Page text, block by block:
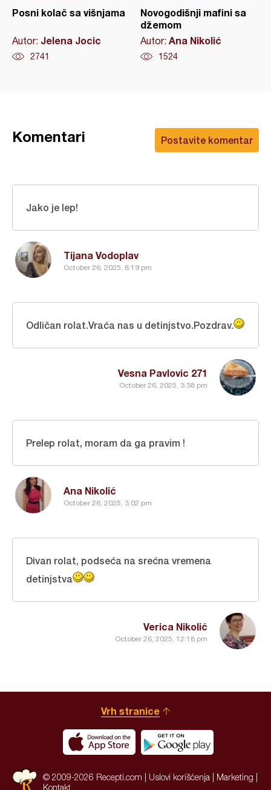
Posni kolač sa višnjama
Autor: Jelena Jocic
2741
Novogodišnji mafini sa
džemom
Autor: Ana Nikolić
1524
Postavite komentar
Komentari
Tijana Vodoplav
October 26, 2025, 8:19 pm
Jako je lep!
Vesna Pavlovic 271
October 26, 2025, 3:38 pm
Odličan rolat.Vraća nas u detinjstvo.Pozdrav.
Ana Nikolić
October 26, 2025, 3:02 pm
Prelep rolat, moram da ga pravim !
Verica Nikolić
October 26, 2025, 12:18 pm
Divan rolat, podseća na srećna vremena
detinjstva
Vrh stranice
© 2009-2026 Recepti.com | Uslovi korišćenja Marketing
Kontakt